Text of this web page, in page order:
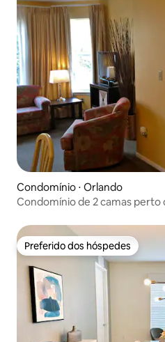
Condomínio ⋅ Orlando
Condomínio de 2 camas perto
Preferido dos hóspedes
Preferido dos hóspedes